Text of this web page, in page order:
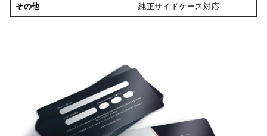
その他
純正サイドケース対応